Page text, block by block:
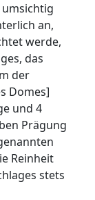
an,
werde,
das
der
Domes]
und 4
Prägung
Reinheit
stets